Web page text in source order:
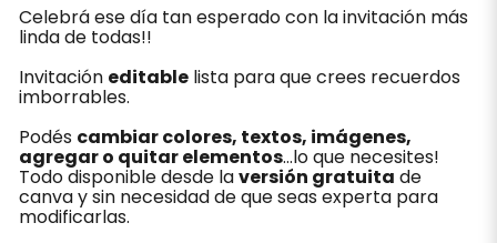
Celebrá ese día tan esperado con la invitación más
linda de todas!!
Invitación editablelista para que crees recuerdos
imborrables.
Podés cambiar colores, textos, imágenes,
agregar o quitar elementos...lo que necesites!
Todo disponible desde laversión gratuita de
canva y sin necesidad de que seas experta para
modificarlas.